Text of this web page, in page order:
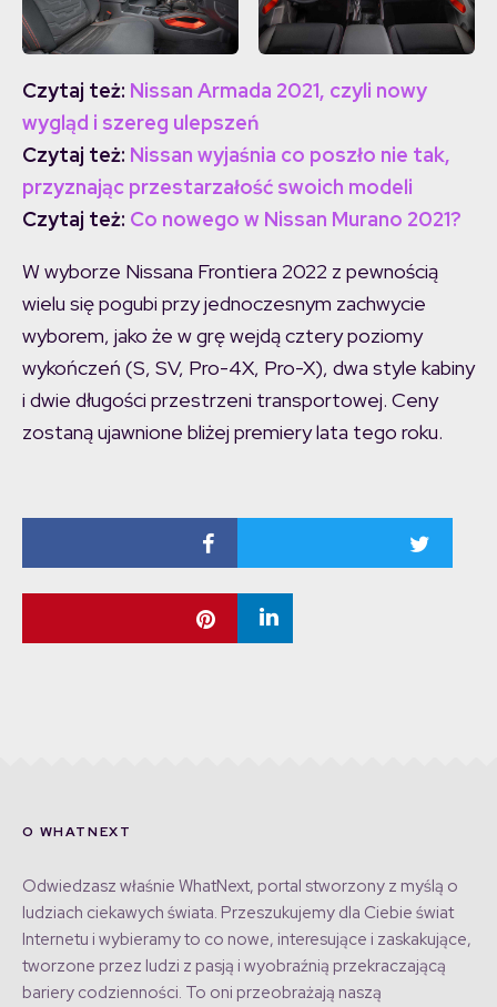
Czytaj też: Nissan Armada 2021, czyli nowy
wygląd i szereg ulepszeń
Czytaj też: Nissan wyjaśnia co poszło nie tak,
przyznając przestarzałość swoich modeli
Czytaj też: Co nowego w Nissan Murano 2021?
W wyborze Nissana Frontiera 2022 z pewnością
wielu się pogubi przy jednoczesnym zachwycie
wyborem, jako że w grę wejdą cztery poziomy
wykończeń (S, SV, Pro-4X, Pro-X), dwa style kabiny
i dwie długości przestrzeni transportowej. Ceny
zostaną ujawnione bliżej premiery lata tego roku.
O WHATNEXT
Odwiedzasz właśnie WhatNext, portal stworzony z myślą o
ludziach ciekawych świata. Przeszukujemy dla Ciebie świat
Internetu i wybieramy to co nowe, interesujące i zaskakujące,
tworzone przez ludzi z pasją i wyobraźnią przekraczającą
bariery codzienności. To oni przeobrażają naszą